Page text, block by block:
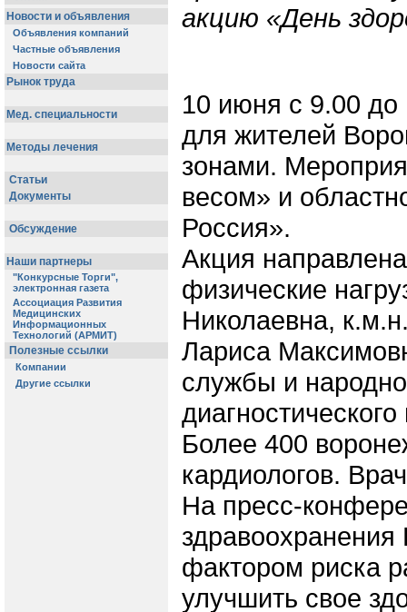
акцию «День
10 июня с 9.00 до
для жителей
зонами.
весом» и
Россия».
Акция
физические
Николаевна,
Лариса
службы и
Более 400
кардиологов.
На пресс-
фактором риска
улучшить свое